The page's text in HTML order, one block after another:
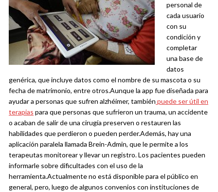
personal de
cada usuario
con su
condición y
completar
una base de
datos
genérica, que incluye datos como el nombre de su mascota o su
fecha de matrimonio, entre otros.Aunque la app fue diseñada para
ayudar a personas que sufren alzhéimer, también puede ser útil en
terapias para que personas que sufrieron un trauma, un accidente
o acaban de salir de una cirugía preserven o restauren las
habilidades que perdieron o pueden perder.Además, hay una
aplicación paralela llamada Brein-Admin, que le permite a los
terapeutas monitorear y llevar un registro. Los pacientes pueden
informarle sobre dificultades con el uso de la
herramienta.Actualmente no está disponible para el público en
general, pero, luego de algunos convenios con instituciones de